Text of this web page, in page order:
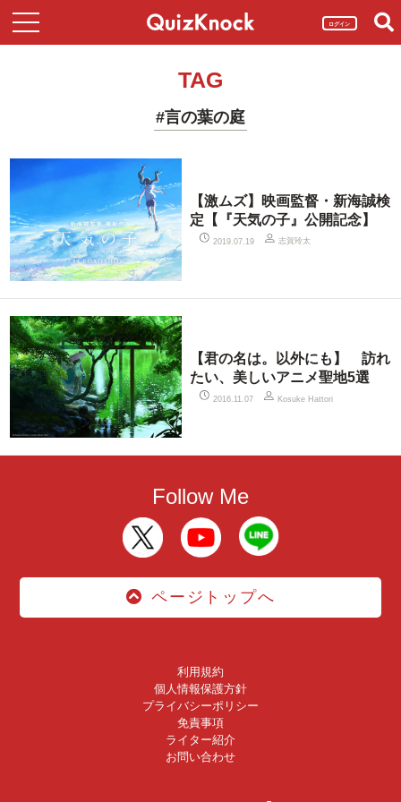
ログイン
TAG
#言の葉の庭
【激ムズ】映画監督・新海誠検
定【『天気の子』公開記念】
2019.07.19 志賀玲太
【君の名は。以外にも】 訪れ
たい、美しいアニメ聖地5選
2016.11.07 Kosuke Hattori
Follow Me
ページトップへ
利用規約
個人情報保護方針
プライバシーポリシー
免責事項
ライター紹介
お問い合わせ